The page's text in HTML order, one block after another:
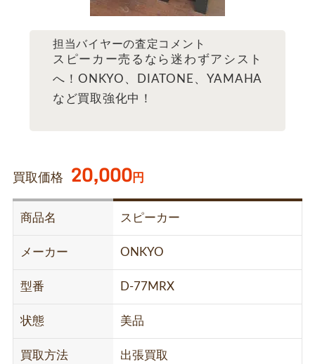
担当バイヤーの査定コメント
スピーカー売るなら迷わずアシスト
へ！ONKYO、DIATONE、YAMAHA
など買取強化中！
買取価格 20,000円
商品名 スピーカー
メーカー ONKYO
型番 D-77MRX
状態 美品
買取方法 出張買取